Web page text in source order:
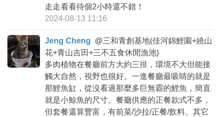
走走看看待個2小時還不錯！
2024-08-13 11:16
Jeng Cheng @三和青創基地(佳河錦鯉園+繞山
花+青山吉田+三不五食休閒漁池)
多肉植物在餐廳前方大約三排，環境不大但能接
觸大自然，視野也很好。一進餐廳最吸睛的就是
那鯉魚缸，從沒看過那麼多巨無霸的鯉魚，簡直
就是小鯨魚的尺寸。餐廳供應的正餐款式不多，
但套餐還算豐富，有前菜/沙拉/正餐/飲料。其它